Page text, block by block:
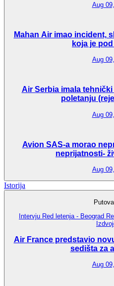
Aug
Mahan Air imao incident,
koja je
Aug
Air Serbia imala
poletanju
Aug
Avion SAS-a morao
neprijatnosti-
Aug
Istorija
Intervju Red letenja - Beograd
Air France predstavio
sedišta za
Aug